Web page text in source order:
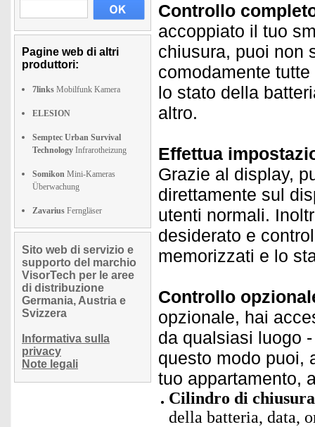
Pagine web di altri
produttori:
7links Mobilfunk Kamera
ELESION
Semptec Urban Survival
Technology Infrarotheizung
Somikon Mini-Kameras
Überwachung
Zavarius Ferngläser
Sito web di servizio e
supporto del marchio
VisorTech per le aree
di distribuzione
Germania, Austria e
Svizzera
Informativa sulla
privacy
Note legali
Controllo
accoppiato il tuo
chiusura, puoi non
comodamente
lo stato della
altro.
Effettua
Grazie al display,
direttamente sul
utenti normali.
desiderato e
memorizzati e lo
Controllo
opzionale, hai
da qualsiasi luogo
questo modo puoi,
tuo appartamento,
Cilindro di
della batteria, data,